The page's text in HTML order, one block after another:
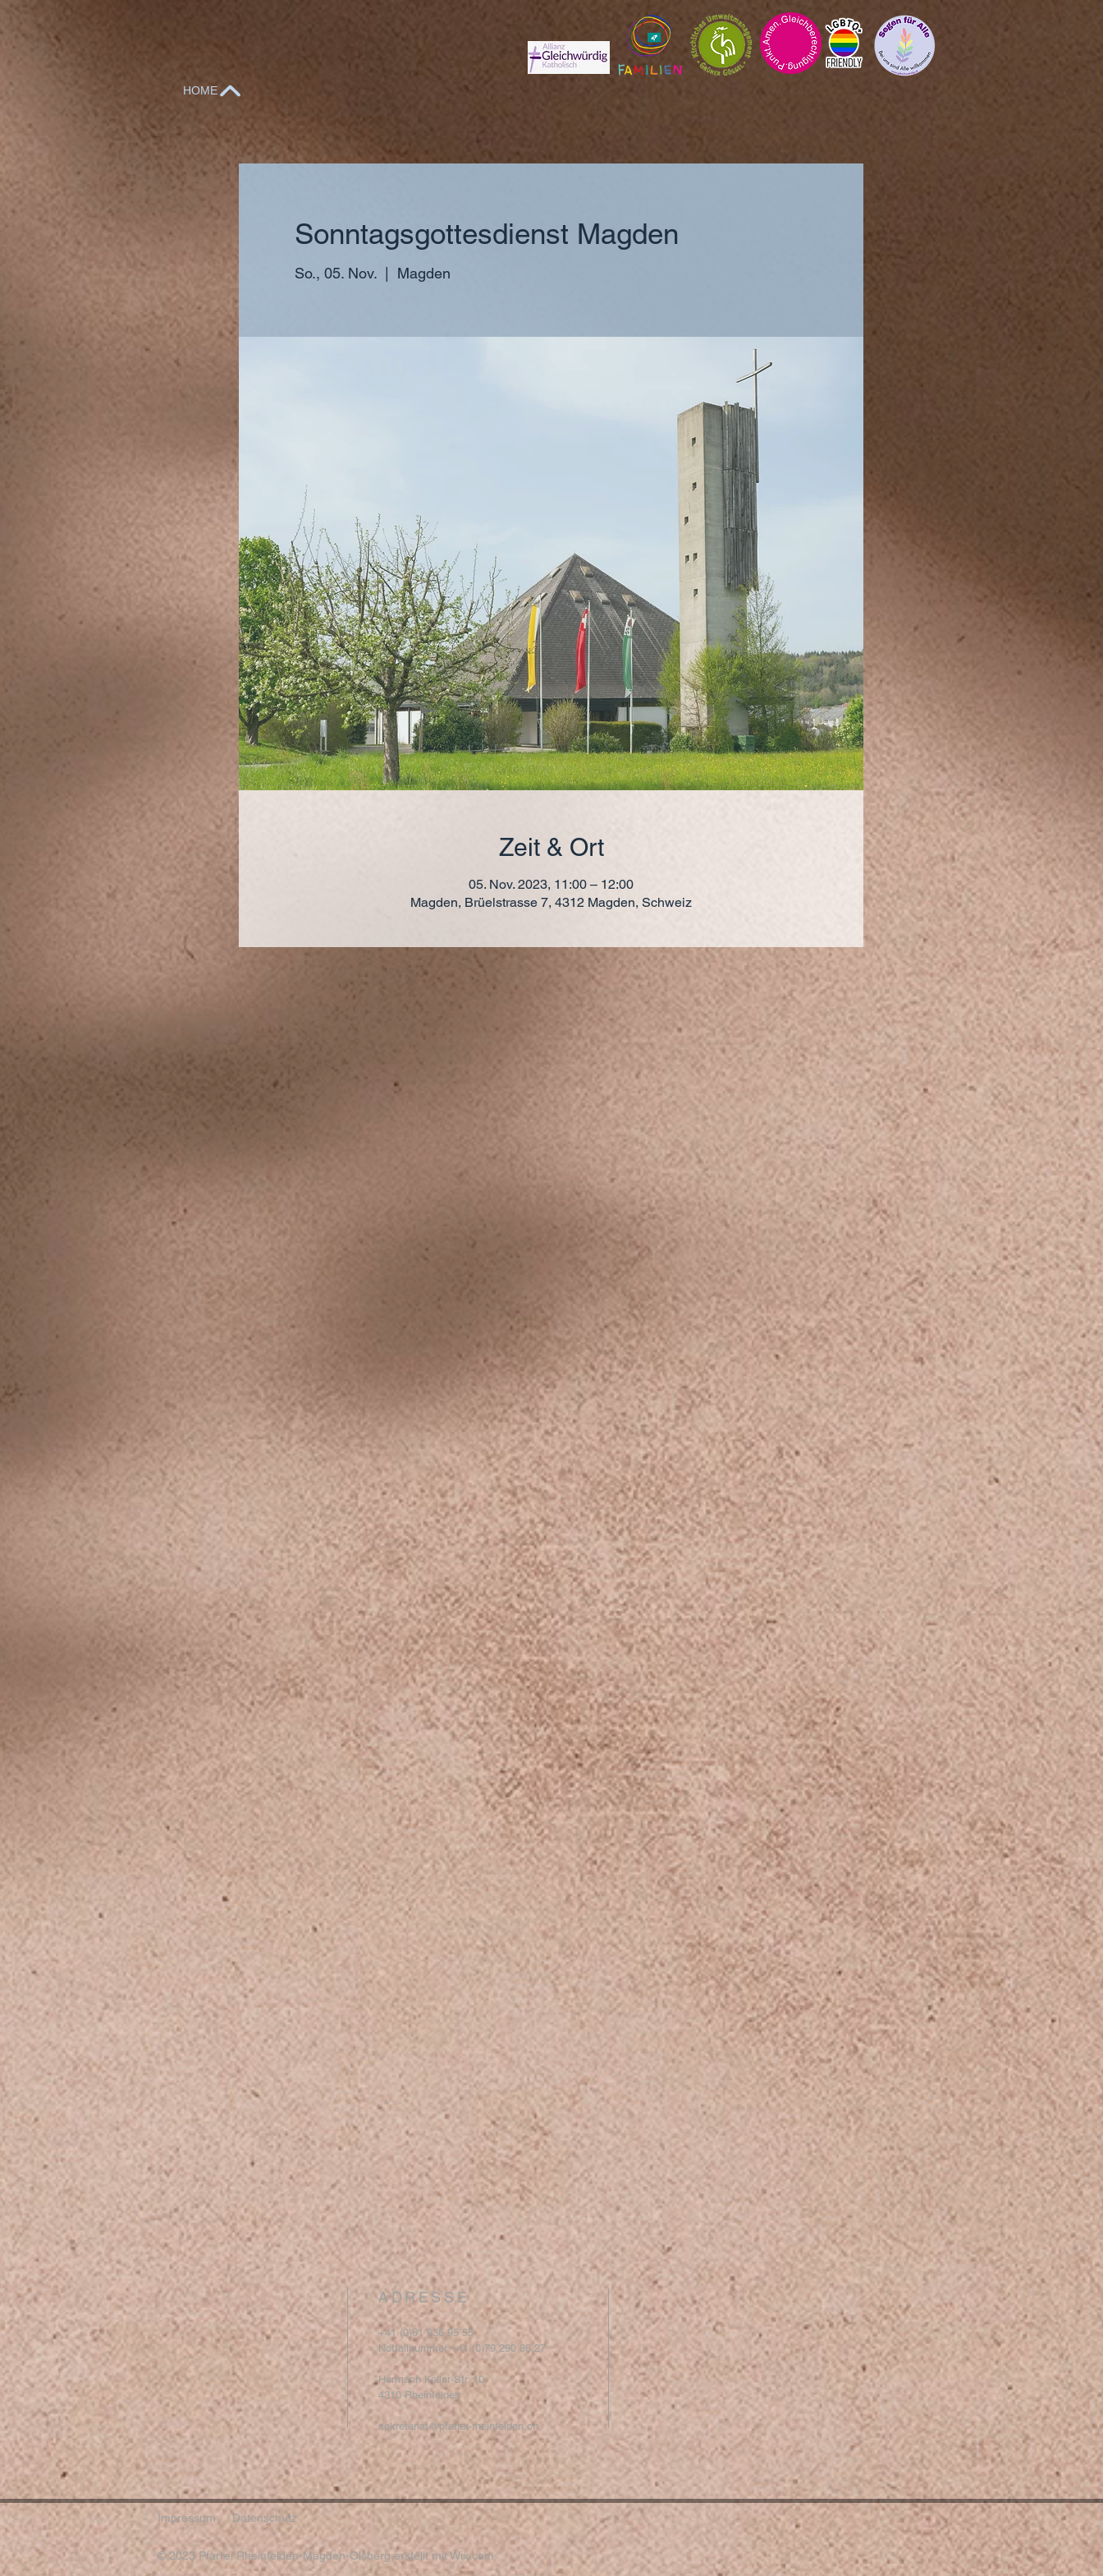
HOME
Sonntagsgottesdienst Magden
So., 05. Nov. Magden
Zeit & Ort
05. Nov. 2023, 11:00 – 12:00
Magden, Brüelstrasse 7, 4312 Magden, Schweiz
ADRESSE
+41 (0)61 836 95 55
Notfallnummer +41 (0)79 290 86 27
Hermann Keller-Str. 10
4310 Rheinfelden
sekretariat@pfarrei-rheinfelden.ch
Impressum Datenschutz
© 2023 Pfarrei Rheinfelden-Magden-Olsberg erstellt mitWix.com